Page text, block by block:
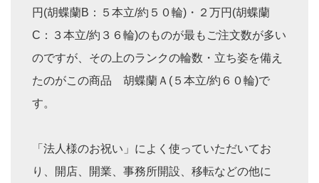
円(胡蝶蘭B：５本立/約５０輪)・２万円(胡蝶蘭
C：３本立/約３６輪)のものが最もご注文数が多い
のですが、その上のランクの輪数・立ち姿を備え
たのがこの商品 胡蝶蘭Ａ(５本立/約６０輪)で
す。
「法人様のお祝い」によく使っていただいてお
り、開店、開業、事務所開設、移転などの他に